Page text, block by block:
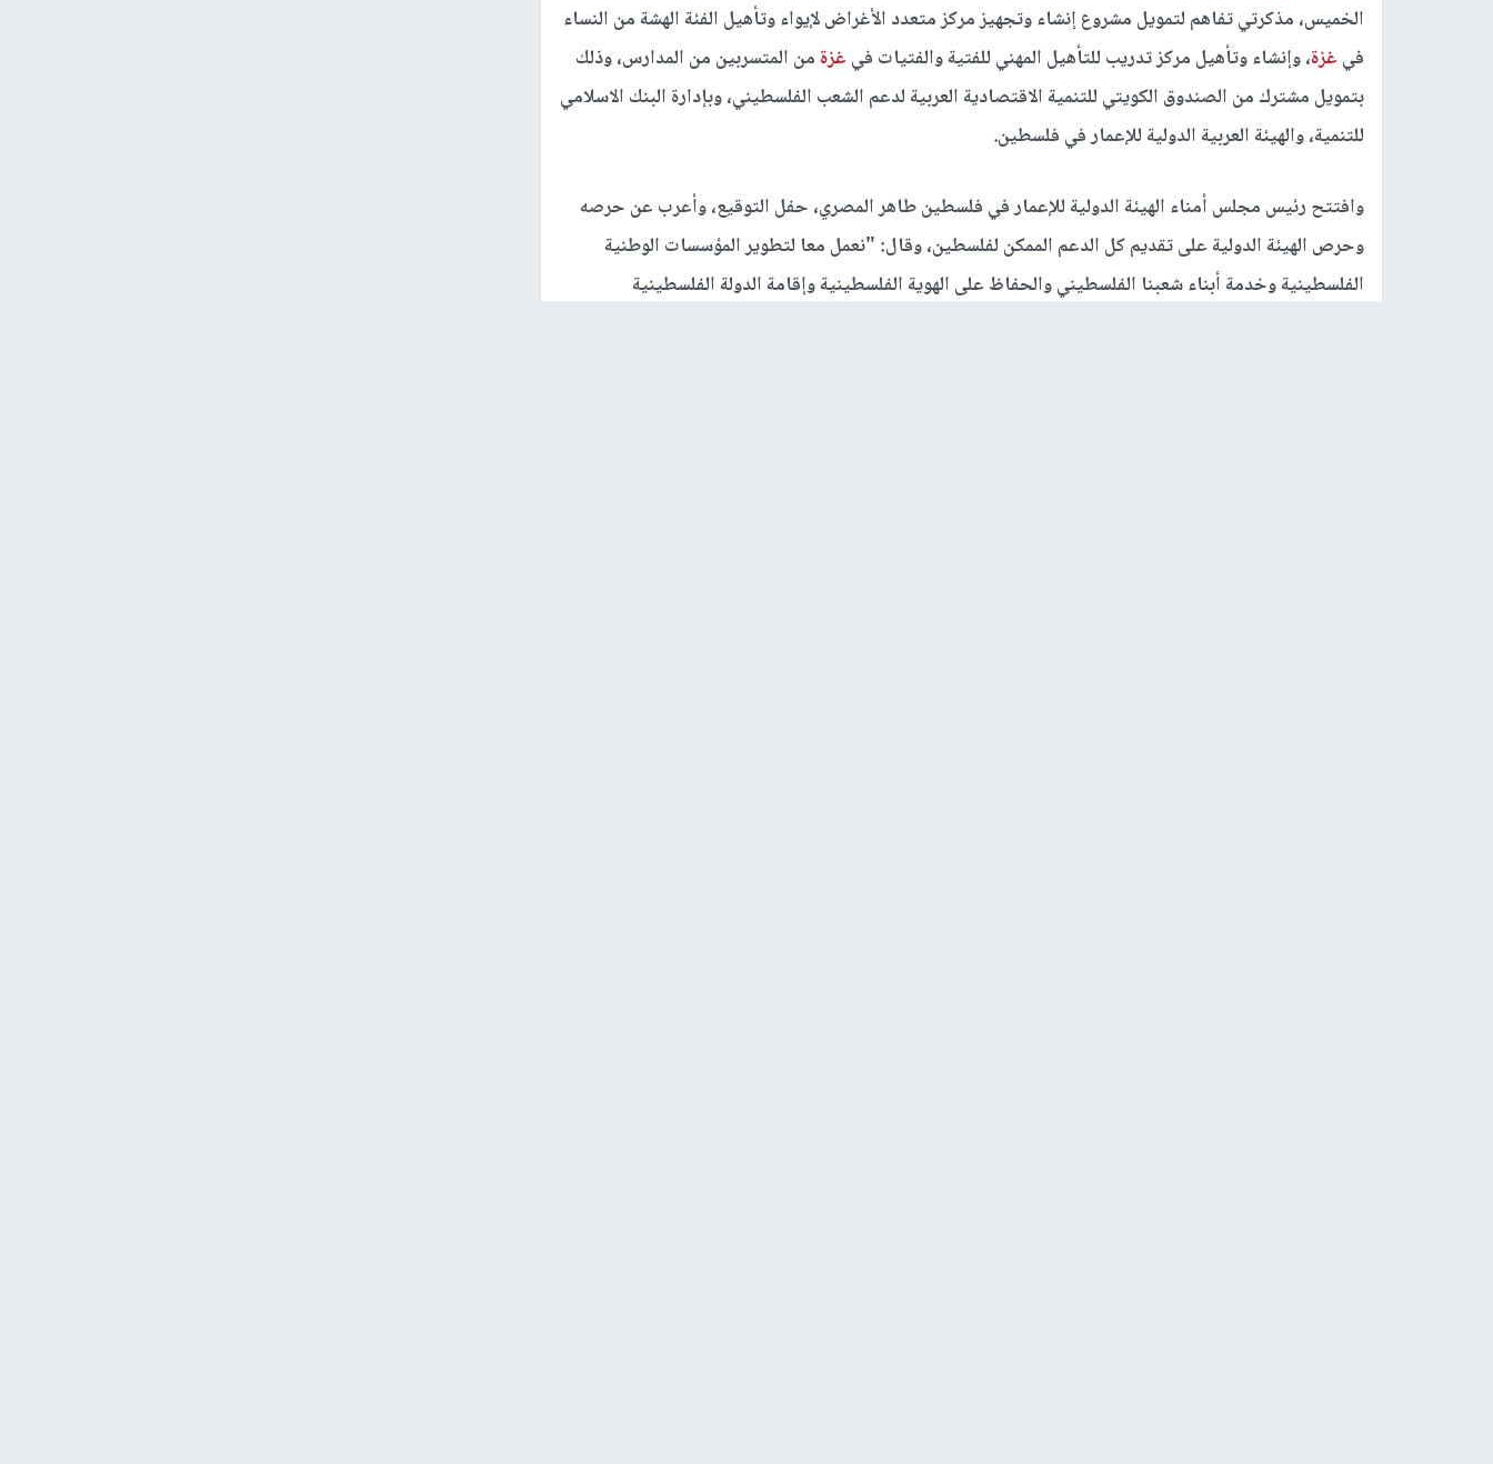
الخميس، مذكرتي تفاهم لتمويل مشروع إنشاء وتجهيز مركز متعدد الأغراض لإيواء وتأهيل الفئة الهشة من النساء
في غزة، وإنشاء وتأهيل مركز تدريب للتأهيل المهني للفتية والفتيات في غزة من المتسربين من المدارس، وذلك
بتمويل مشترك من الصندوق الكويتي للتنمية الاقتصادية العربية لدعم الشعب الفلسطيني، وبإدارة البنك الاسلامي
للتنمية، والهيئة العربية الدولية للإعمار في فلسطين.
وافتتح رئيس مجلس أمناء الهيئة الدولية للإعمار في فلسطين طاهر المصري، حفل التوقيع، وأعرب عن حرصه
وحرص الهيئة الدولية على تقديم كل الدعم الممكن لفلسطين، وقال: "نعمل معا لتطوير المؤسسات الوطنية
الفلسطينية وخدمة أبناء شعبنا الفلسطيني والحفاظ على الهوية الفلسطينية وإقامة الدولة الفلسطينية